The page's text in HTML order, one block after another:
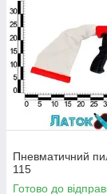
Пневматичний
115
Готово до